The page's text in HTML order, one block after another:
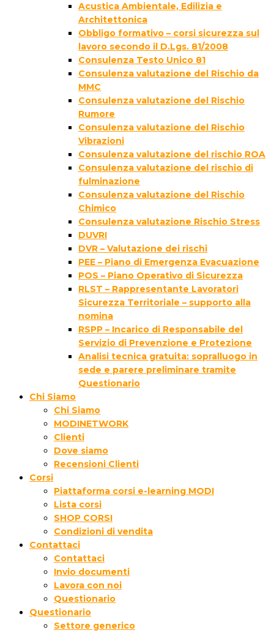
Acustica Ambientale, Edilizia e
Architettonica
Obbligo formativo – corsi sicurezza sul
lavoro secondo il D.Lgs. 81/2008
Consulenza Testo Unico 81
Consulenza valutazione del Rischio da
MMC
Consulenza valutazione del Rischio
Rumore
Consulenza valutazione del Rischio
Vibrazioni
Consulenza valutazione del rischio ROA
Consulenza valutazione del rischio di
fulminazione
Consulenza valutazione del Rischio
Chimico
Consulenza valutazione Rischio Stress
DUVRI
DVR – Valutazione dei rischi
PEE – Piano di Emergenza Evacuazione
POS – Piano Operativo di Sicurezza
RLST – Rappresentante Lavoratori
Sicurezza Territoriale – supporto alla
nomina
RSPP – Incarico di Responsabile del
Servizio di Prevenzione e Protezione
Analisi tecnica gratuita: sopralluogo in
sede e parere preliminare tramite
Questionario
Chi Siamo
Chi Siamo
MODINETWORK
Clienti
Dove siamo
Recensioni Clienti
Corsi
Piattaforma corsi e-learning MODI
Lista corsi
SHOP CORSI
Condizioni di vendita
Contattaci
Contattaci
Invio documenti
Lavora con noi
Questionario
Questionario
Settore generico